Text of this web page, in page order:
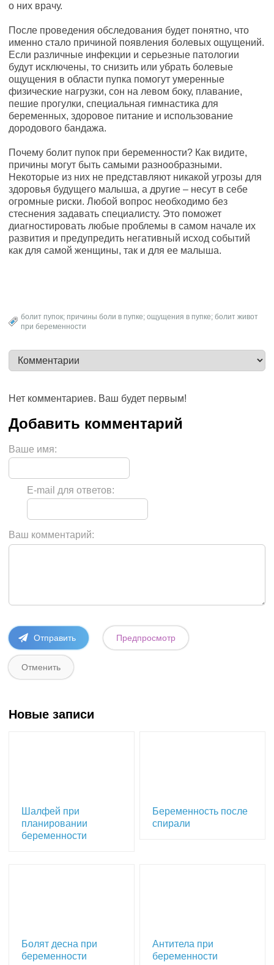
о них врачу.
После проведения обследования будет понятно, что
именно стало причиной появления болевых ощущений.
Если различные инфекции и серьезные патологии
будут исключены, то снизить или убрать болевые
ощущения в области пупка помогут умеренные
физические нагрузки, сон на левом боку, плавание,
пешие прогулки, специальная гимнастика для
беременных, здоровое питание и использование
дородового бандажа.
Почему болит пупок при беременности? Как видите,
причины могут быть самыми разнообразными.
Некоторые из них не представляют никакой угрозы для
здоровья будущего малыша, а другие – несут в себе
огромные риски. Любой вопрос необходимо без
стеснения задавать специалисту. Это поможет
диагностировать любые проблемы в самом начале их
развития и предупредить негативный исход событий
как для самой женщины, так и для ее малыша.
болит пупок; причины боли в пупке; ощущения в пупке; болит живот
при беременности
Нет комментариев. Ваш будет первым!
Ваше имя:
E-mail для ответов:
Ваш комментарий:
Новые записи
Шалфей при
планировании
беременности
Беременность после
спирали
Болят десна при
беременности
Антитела при
беременности